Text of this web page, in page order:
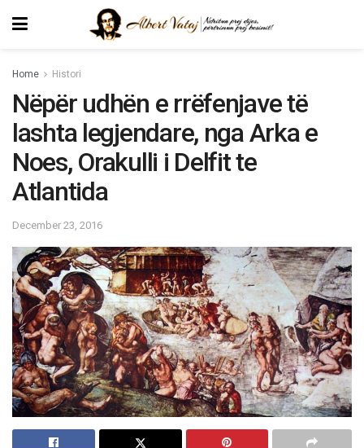
Home Histori
Nëpër udhën e rrëfenjave të
lashta legjendare, nga Arka e
Noes, Orakulli i Delfit te
Atlantida
December 23, 2016